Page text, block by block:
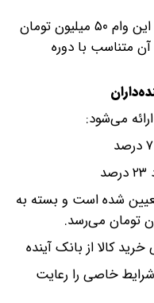
ه گزارش گروه رسانه ای شرق؛ سقف این وام ۵۰ میلیون تومان
متناسب با دوره
می‌شود:
شده است و بسته به
خاصی را رعایت